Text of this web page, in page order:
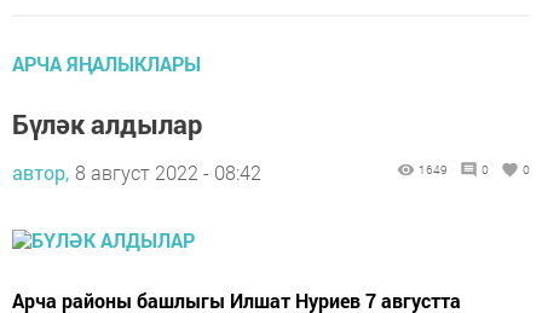
АРЧА ЯҢАЛЫКЛАРЫ
Бүләк алдылар
автор, 8 август 2022 - 08:42 1649 0 0
Арча районы башлыгы Илшат Нуриев 7 августта